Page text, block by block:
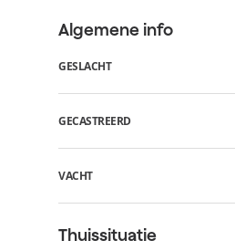
Algemene info
GESLACHT
GECASTREERD
VACHT
Thuissituatie